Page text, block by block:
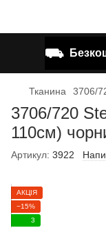
⛟
Тканина 3706/
3706/720
110см)
Артикул: 3922
АКЦІЯ
−15%
3